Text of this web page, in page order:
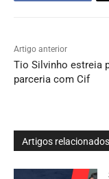
Artigo anterior
Tio Silvinho estreia
parceria com Cif
Artigos relacionados